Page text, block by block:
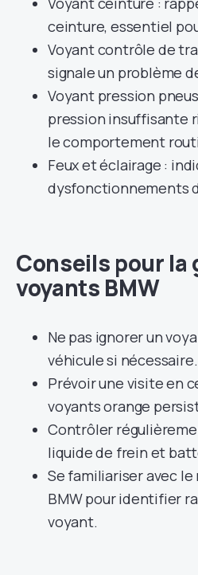
ceinture, essentiel
Voyant contrôle de
signale un problème
Voyant pression
pression insuffisante
le comportement
Feux et éclairage :
dysfonctionnements
Conseils pour la
voyants BMW
Ne pas ignorer un
véhicule si nécessaire.
Prévoir une visite en
voyants orange
Contrôler
liquide de frein et
Se familiariser avec
BMW pour identifier
voyant.